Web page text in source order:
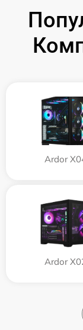
Ardor
Ardor